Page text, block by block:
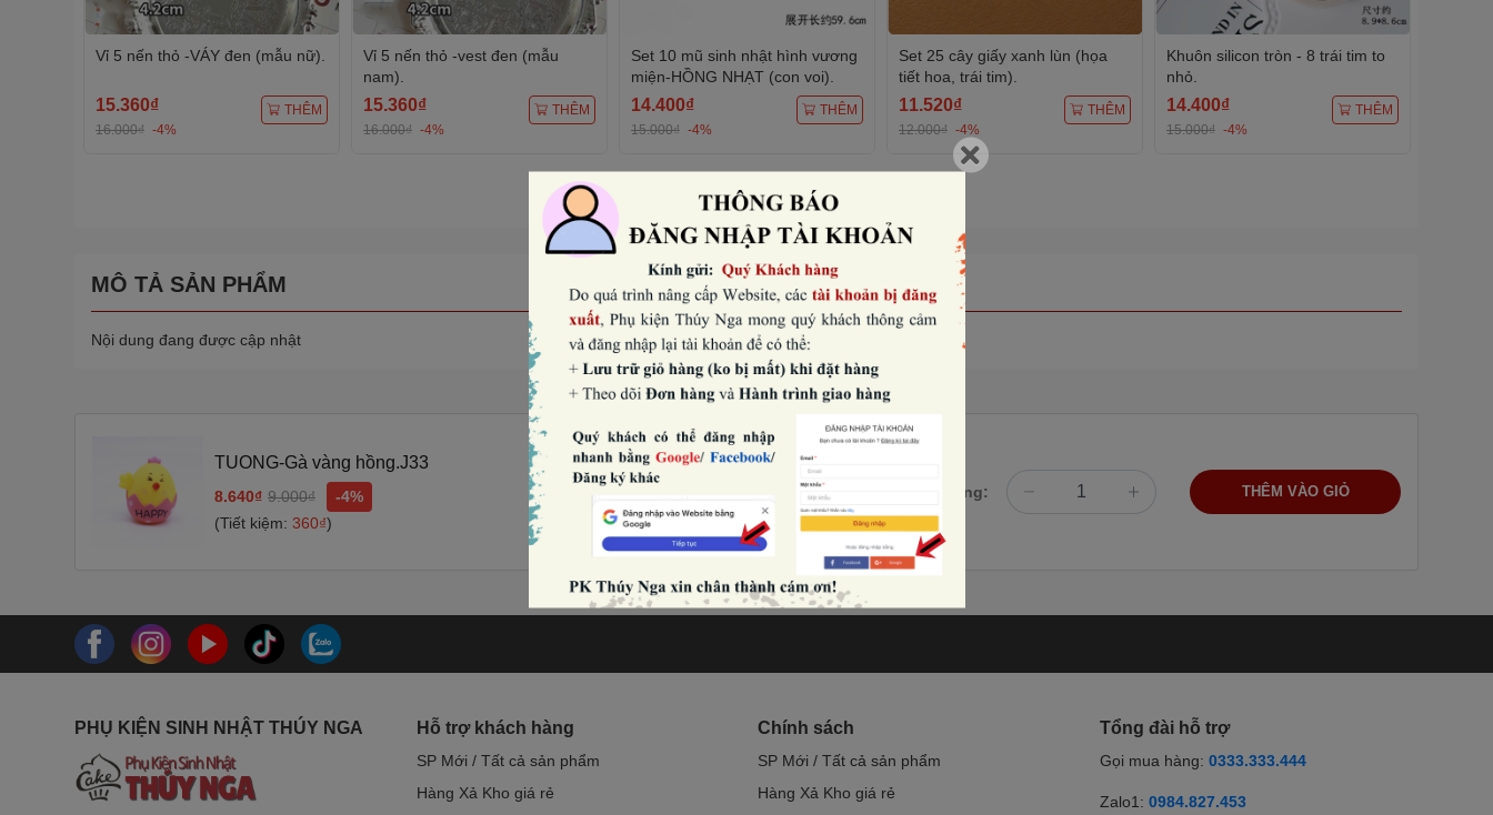
Vỉ 5 nến thỏ -VÁY đen (mẫu nữ).
15.360₫
16.000₫ -4%
THÊM
Vỉ 5 nến thỏ -vest đen (mẫu
nam).
15.360₫
16.000₫ -4%
THÊM
Set 10 mũ sinh nhật hình vương
miện-HỒNG NHẠT (con voi).
14.400₫
15.000₫ -4%
THÊM
Set 25 cây giấy xanh lùn (họa
tiết hoa, trái tim).
11.520₫
12.000₫ -4%
THÊM
Khuôn silicon tròn - 8 trái tim to
nhỏ.
14.400₫
15.000₫ -4%
THÊM
Xem tất cả
MÔ TẢ SẢN PHẨM
Nội dung đang được cập nhật
TUONG-Gà vàng hồng.J33
8.640₫ 9.000₫
-4%
(Tiết kiệm: 360₫)
Số lượng: THÊM VÀO GIỎ
PHỤ KIỆN SINH NHẬT THÚY NGA Hỗ trợ khách hàng
SP Mới / Tất cả sản phẩm
Hàng Xả Kho giá rẻ
Chính sách
SP Mới / Tất cả sản phẩm
Hàng Xả Kho giá rẻ
Tổng đài hỗ trợ
Gọi mua hàng: 0333.333.444
Zalo1: 0984.827.453